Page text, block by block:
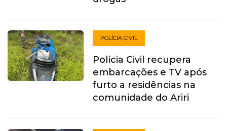
POLÍCIA CIVIL
Polícia Civil recupera
embarcações e TV após
furto a residências na
comunidade do Ariri